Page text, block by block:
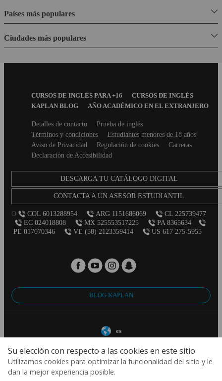
Su elección con respecto a las cookies en este sitio
Utilizamos cookies para optimizar la funcionalidad del sitio y le
dan la mejor experiencia posible.
Países más populares
Ciudades más populares
FooterCURSOS DE INGLÉS PARA +16
CURSOS DE INGLÉS
KAPLAN BLOG
AÑO ACADÉMICO EN EL EXTRANJERO
SecondaryDetalles de contacto
Prueba de inglés
Términos y condiciones
Estudiantes menores de 18 años
Aviso de Privacidad
Regulación de cookies
Carreras
Declaración de Accesibilidad
DESCARGA TU CATÁLOGO DIGITAL
CONTACTA A UN ASESOR ESTUDIANTIL
O COL 6013288954 ARG 1151686069
CL 225739477
EC 024018808
MX 525553517225
PA 8365634
PE 017070346
VE (58) 2123359414 US 617 275-5955
BLOG KAPLAN
es
© 2026 Aspect International Language Academies Ltd, Reg No: 2162156 / VAT
No: 152088224 / Reg office: 5 Bloomsbury Place, London, England, WC1A 2QP